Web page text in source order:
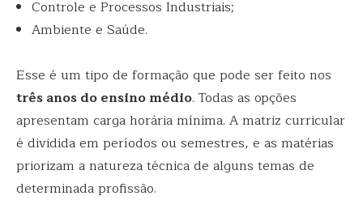
Controle e Processos Industriais;
Ambiente e Saúde.
Esse é um tipo de formação que pode ser feito nos
três anos do ensino médio. Todas as opções
apresentam carga horária mínima. A matriz curricular
é dividida em períodos ou semestres, e as matérias
priorizam a natureza técnica de alguns temas de
determinada profissão.